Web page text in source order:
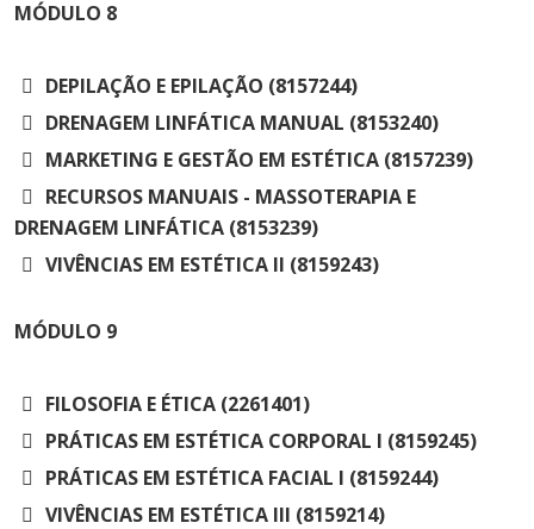
MÓDULO 8
DEPILAÇÃO E EPILAÇÃO (8157244)
DRENAGEM LINFÁTICA MANUAL (8153240)
MARKETING E GESTÃO EM ESTÉTICA (8157239)
RECURSOS MANUAIS - MASSOTERAPIA E
DRENAGEM LINFÁTICA (8153239)
VIVÊNCIAS EM ESTÉTICA II (8159243)
MÓDULO 9
FILOSOFIA E ÉTICA (2261401)
PRÁTICAS EM ESTÉTICA CORPORAL I (8159245)
PRÁTICAS EM ESTÉTICA FACIAL I (8159244)
VIVÊNCIAS EM ESTÉTICA III (8159214)